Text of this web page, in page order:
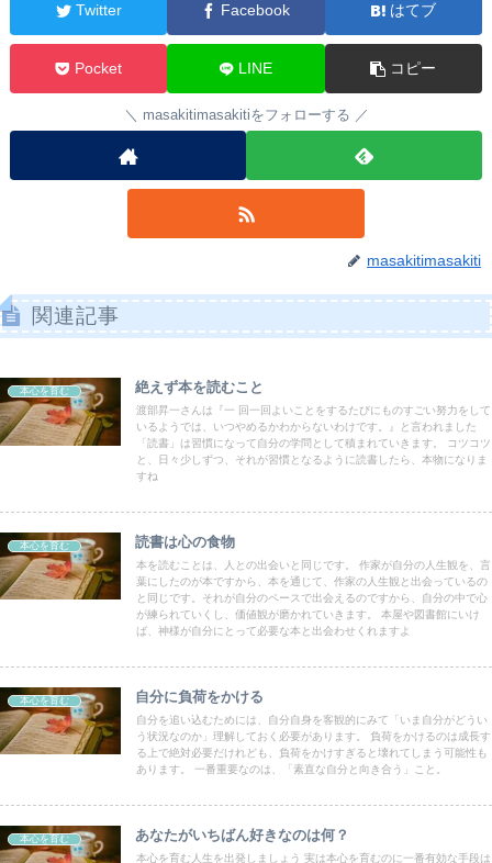
Twitter Facebook はてブ
Pocket LINE コピー
masakitimasakitiをフォローする
masakitimasakiti
関連記事
本心を育む 絶えず本を読むこと
渡部昇一さんは『一 回一回よいことをするたびにものすごい努力をして
いるようでは、いつやめるかわからないわけです。』と言われました
「読書」は習慣になって自分の学問として積まれていきます。 コツコツ
と、日々少しずつ、それが習慣となるように読書したら、本物になりま
すね
本心を育む 読書は心の食物
本を読むことは、人との出会いと同じです。 作家が自分の人生観を、言
葉にしたのが本ですから、本を通じて、作家の人生観と出会っているの
と同じです。それが自分のペースで出会えるのですから、自分の中で心
が練られていくし、価値観が磨かれていきます。 本屋や図書館にいけ
ば、神様が自分にとって必要な本と出会わせくれますよ
本心を育む 自分に負荷をかける
自分を追い込むためには、自分自身を客観的にみて「いま自分がどうい
う状況なのか」理解しておく必要があります。 負荷をかけるのは成長す
る上で絶対必要だけれども、負荷をかけすぎると壊れてしまう可能性も
あります。 一番重要なのは、「素直な自分と向き合う」こと。
本心を育む あなたがいちばん好きなのは何？
本心を育む人生を出発しましょう 実は本心を育むのに一番有効な手段は